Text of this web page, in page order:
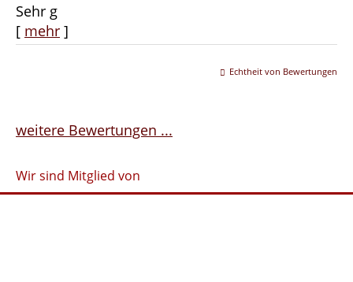
Sehr g
[ mehr ]
Echtheit von Bewertungen
weitere Bewertungen ...
Wir sind Mitglied von